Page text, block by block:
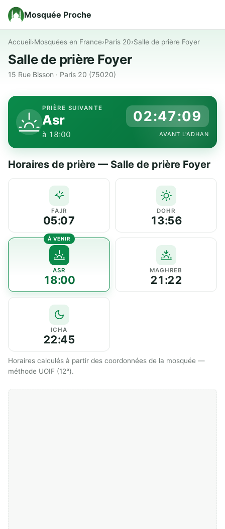
Mosquée Proche
Accueil›Mosquées en France›Paris 20›Salle de prière Foyer
Salle de prière Foyer
15 Rue Bisson · Paris 20 (75020)
PRIÈRE SUIVANTE
Asr
à 18:00
02:47:09
AVANT L'ADHAN
Horaires de prière — Salle de prière Foyer
FAJR
05:07
DOHR
13:56
ASR
18:00
MAGHREB
21:22
ICHA
22:45
Horaires calculés à partir des coordonnées de la mosquée —
méthode UOIF (12°).